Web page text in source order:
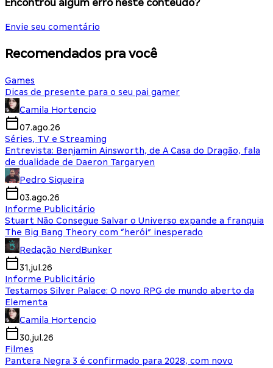
Encontrou algum erro neste conteúdo?
Envie seu comentário
Recomendados pra você
Games
Dicas de presente para o seu pai gamer
Camila Hortencio
07.ago.26
Séries, TV e Streaming
Entrevista: Benjamin Ainsworth, de A Casa do Dragão, fala
de dualidade de Daeron Targaryen
Pedro Siqueira
03.ago.26
Informe Publicitário
Stuart Não Consegue Salvar o Universo expande a franquia
The Big Bang Theory com “herói” inesperado
Redação NerdBunker
31.jul.26
Informe Publicitário
Testamos Silver Palace: O novo RPG de mundo aberto da
Elementa
Camila Hortencio
30.jul.26
Filmes
Pantera Negra 3 é confirmado para 2028, com novo